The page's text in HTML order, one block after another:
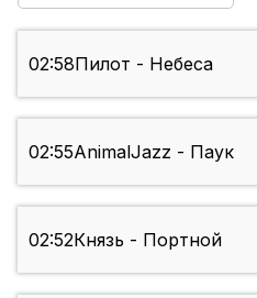
02:58Пилот - Небеса
02:55AnimalJazz - Паук
02:52Князь - Портной